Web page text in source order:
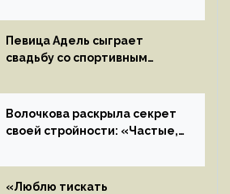
на камеру
Певица Адель сыграет
свадьбу со спортивным
летом
Волочкова раскрыла секрет
своей стройности: «Частые,
«Люблю тискать